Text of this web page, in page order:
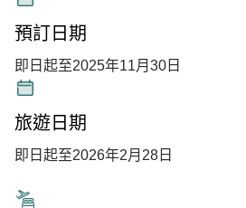
預訂日期
即日起至2025年11月30日
旅遊日期
即日起至2026年2月28日